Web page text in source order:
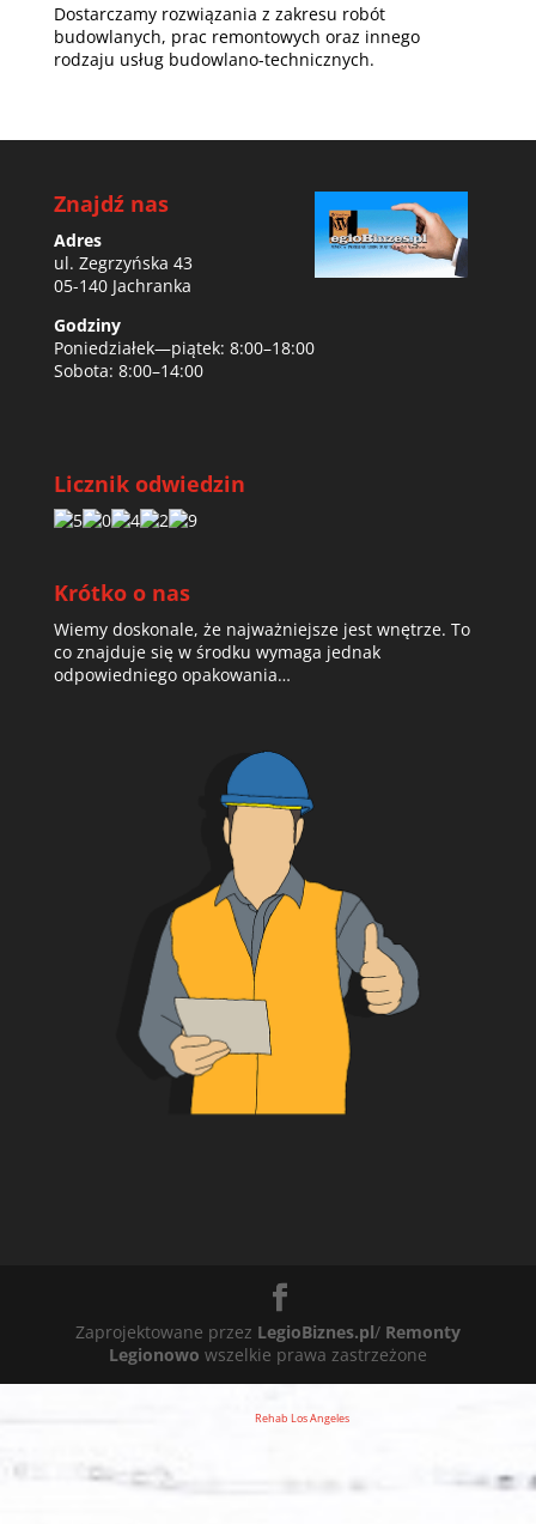
Dostarczamy rozwiązania z zakresu robót
budowlanych, prac remontowych oraz innego
rodzaju usług budowlano-technicznych.
Znajdź nas
Adres
ul. Zegrzyńska 43
05-140 Jachranka
Godziny
Poniedziałek—piątek: 8:00–18:00
Sobota: 8:00–14:00
Licznik odwiedzin
Krótko o nas
Wiemy doskonale, że najważniejsze jest wnętrze. To
co znajduje się w środku wymaga jednak
odpowiedniego opakowania…
Zaprojektowane przez LegioBiznes.pl/ Remonty
Legionowo wszelkie prawa zastrzeżone
Rehab Los Angeles